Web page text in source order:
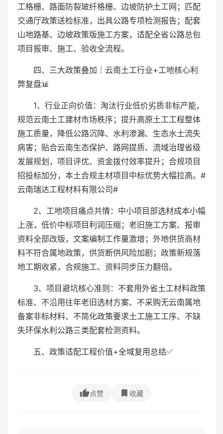
工格栅、路面防裂玻纤格栅、边坡防护土工网；匹配
交通厅政策送检标准，出具公路专项检测报告；配套
山地路基、边坡政策版施工方案，适配全省公路总包
项目报审、施工、验收全流程。
四、三大政策叠加｜云南土工行业+工地核心利
弊复盘📊
1、行业正向价值：淘汰行业低价劣质非标产能，
规范云南土工建材市场秩序；提升高原土工工程整体
施工质量，降低公路沉降、水利渗漏、生态水土流失
病害；贴合云南生态保护、路网提质、流域治理省级
发展规划，项目评优、资金拨付效率提升；合规项目
招投标加分，本土合规主材项目中标优势大幅拉高。#
云南瑞达工程材料有限公司#
2、工地项目痛点共情：中小项目部选材成本小幅
上涨，低价中标项目利润压缩；老旧施工方案、报审
资料全部改版，文案编制工作量激增；外地供货商材
料不符合属地政策，供货断供风险加剧；政策新规落
地工期收紧，合规施工、资料同步压力翻倍。
3、项目避坑核心准则：不套用外省土工材料政策
标准、不沿用往年老旧选材方案、不采购无云南属地
备案非标材料、不简化政策要求土工施工工序、不缺
失环保水利公路三类配套检测资料。
五、政策适配工程价值+全域复用总结✅
点赞 收藏